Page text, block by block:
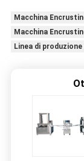
Macchina
Macchina
Linea di produzione